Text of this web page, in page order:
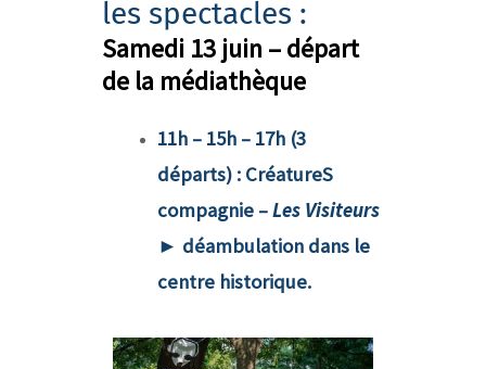
les spectacles :
Samedi 13 juin – départ
de la médiathèque
11h – 15h – 17h (3
départs) : CréatureS
compagnie –Les Visiteurs
► déambulation dans le
centre historique.